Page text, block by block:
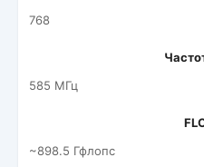
768
585 МГц
~898.5 Гфлопс